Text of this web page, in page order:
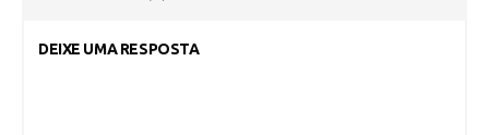
DEIXE UMA RESPOSTA